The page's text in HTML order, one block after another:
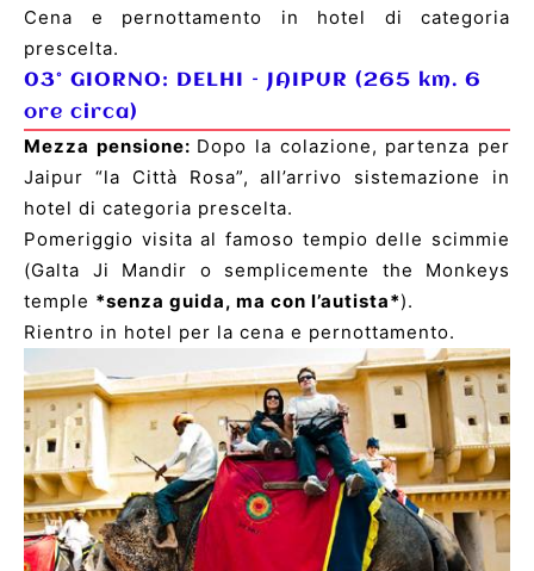
Cena e pernottamento in hotel di categoria
prescelta.
03° GIORNO: DELHI – JAIPUR (265 km. 6
ore circa)
Mezza pensione: Dopo la colazione, partenza per
Jaipur “la Città Rosa”, all’arrivo sistemazione in
hotel di categoria prescelta.
Pomeriggio visita al famoso tempio delle scimmie
(Galta Ji Mandir o semplicemente the Monkeys
temple *senza guida, ma con l’autista*).
Rientro in hotel per la cena e pernottamento.